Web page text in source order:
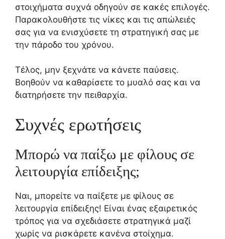
στοιχήματα συχνά οδηγούν σε κακές επιλογές.
Παρακολουθήστε τις νίκες και τις απώλειές
σας για να ενισχύσετε τη στρατηγική σας με
την πάροδο του χρόνου.
Τέλος, μην ξεχνάτε να κάνετε παύσεις.
Βοηθούν να καθαρίσετε το μυαλό σας και να
διατηρήσετε την πειθαρχία.
Συχνές ερωτήσεις
Μπορώ να παίξω με φίλους σε
λειτουργία επίδειξης;
Ναι, μπορείτε να παίξετε με φίλους σε
λειτουργία επίδειξης! Είναι ένας εξαιρετικός
τρόπος για να σχεδιάσετε στρατηγικά μαζί
χωρίς να ρισκάρετε κανένα στοίχημα.